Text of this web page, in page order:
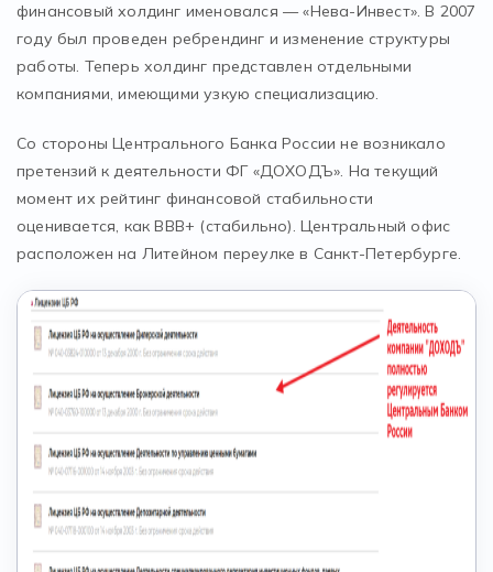
финансовый холдинг именовался — «Нева-Инвест». В 2007
году был проведен ребрендинг и изменение структуры
работы. Теперь холдинг представлен отдельными
компаниями, имеющими узкую специализацию.
Со стороны Центрального Банка России не возникало
претензий к деятельности ФГ «ДОХОДЪ». На текущий
момент их рейтинг финансовой стабильности
оценивается, как BBB+ (стабильно). Центральный офис
расположен на Литейном переулке в Санкт-Петербурге.